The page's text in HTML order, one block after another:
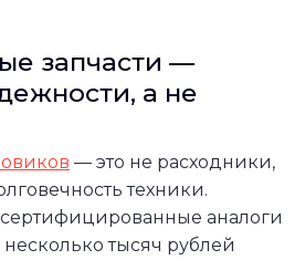
запчасти —
а не
— это не расходники,
техники.
аналоги
тысяч рублей